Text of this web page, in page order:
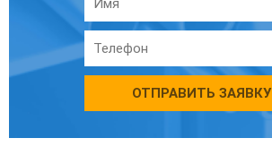
ОТПРАВИТЬ ЗАЯВКУ